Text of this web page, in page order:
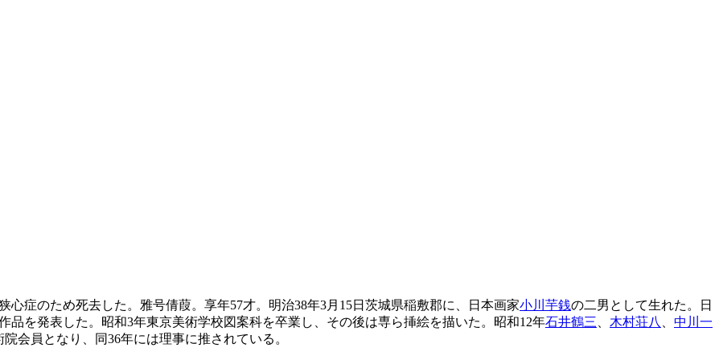
心症のため死去した。雅号倩葭。享年57才。明治38年3月15日茨城県稲敷郡に、日本画家小川芋銭の二男として生れた。日
を発表した。昭和3年東京美術学校図案科を卒業し、その後は専ら挿絵を描いた。昭和12年石井鶴三 木村荘八
中川一
会員となり、同36年には理事に推されている。